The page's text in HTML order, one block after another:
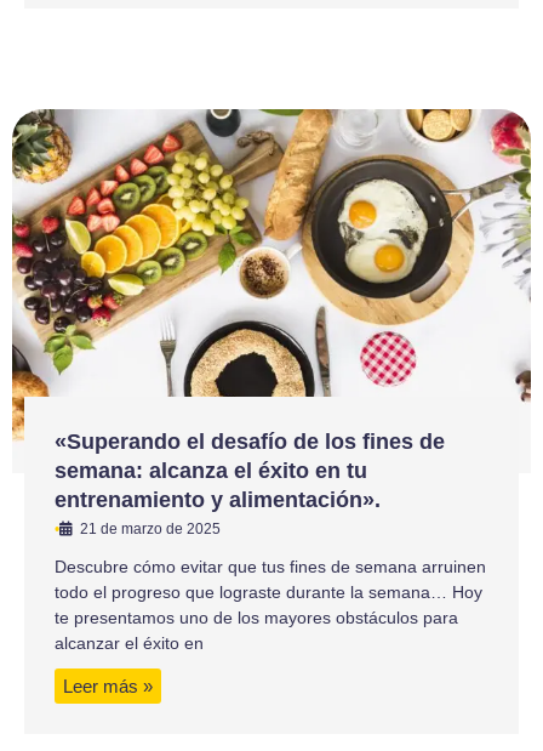
«Superando el desafío de los fines de
semana: alcanza el éxito en tu
entrenamiento y alimentación».
• 21 de marzo de 2025
Descubre cómo evitar que tus fines de semana arruinen
todo el progreso que lograste durante la semana… Hoy
te presentamos uno de los mayores obstáculos para
alcanzar el éxito en
Leer más »